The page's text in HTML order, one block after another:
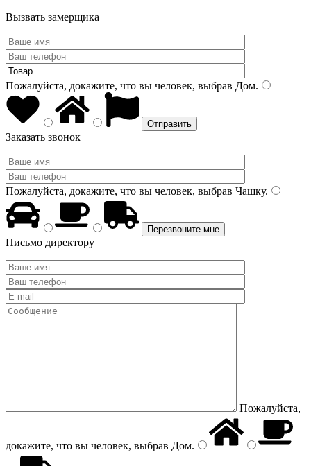
Вызвать замерщика
Пожалуйста, докажите, что вы человек, выбрав Дом.
Заказать звонок
Пожалуйста, докажите, что вы человек, выбрав Чашку.
Письмо директору
Пожалуйста,
докажите, что вы человек, выбрав Дом.